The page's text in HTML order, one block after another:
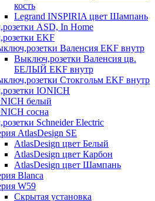
кость
Legrand INSPIRIA цвет Шампань
ASD, In Home
EKF
Валенсия EKF внутр
Выключ,розетки Валенсия цв.
БЕЛЫЙ EKF внутр
Стокгольм EKF внутр
IONICH
белый
сосна
Schneider Electric
AtlasDesign SE
AtlasDesign цвет Белый
AtlasDesign цвет Карбон
AtlasDesign цвет Шампань
Blanca
W59
Скрытая установка